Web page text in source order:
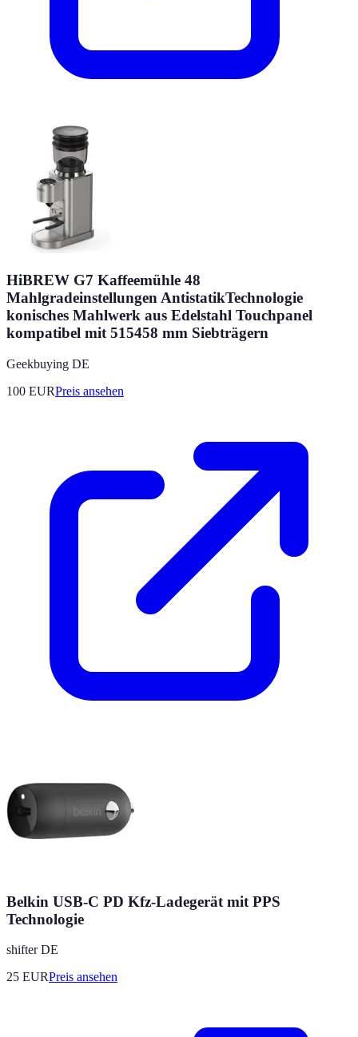
HiBREW G7 Kaffeemühle 48
Mahlgradeinstellungen AntistatikTechnologie
konisches Mahlwerk aus Edelstahl Touchpanel
kompatibel mit 515458 mm Siebträgern
Geekbuying DE
100 EURPreis ansehen
Belkin USB-C PD Kfz-Ladegerät mit PPS
Technologie
shifter DE
25 EURPreis ansehen